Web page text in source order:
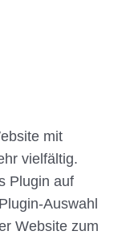
mit
vielfältig.
Plugin auf
Auswahl
Website zum